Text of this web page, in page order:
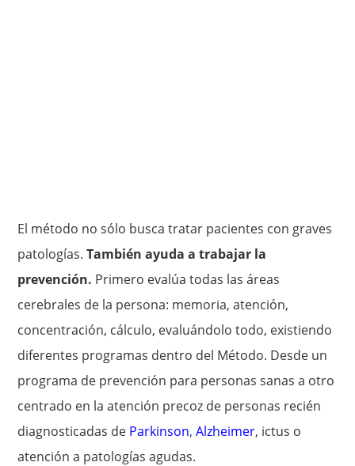
El método no sólo busca tratar pacientes con graves
patologías.También ayuda a trabajar la
prevención. Primero evalúa todas las áreas
cerebrales de la persona: memoria, atención,
concentración, cálculo, evaluándolo todo, existiendo
diferentes programas dentro del Método. Desde un
programa de prevención para personas sanas a otro
centrado en la atención precoz de personas recién
diagnosticadas de Parkinson,Alzheimer, ictus o
atención a patologías agudas.